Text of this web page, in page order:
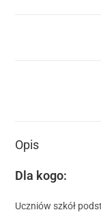
Opis
Dla kogo:
Uczniów szkół